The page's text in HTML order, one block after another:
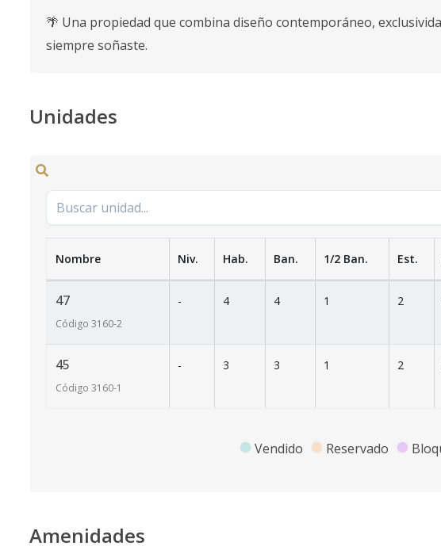
🌴 Una propiedad que combina diseño contemporáneo,
siempre soñaste.
Unidades
Nombre Niv. Hab. Ban. 1/2 Ban. Est.
47
Código 3160-2
- 4 4 1 2
45
Código 3160-1
- 3 3 1 2
Vendido Reservado
Amenidades